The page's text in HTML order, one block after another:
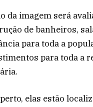
da imagem será
de banheiros,
para toda a
para toda a
elas estão